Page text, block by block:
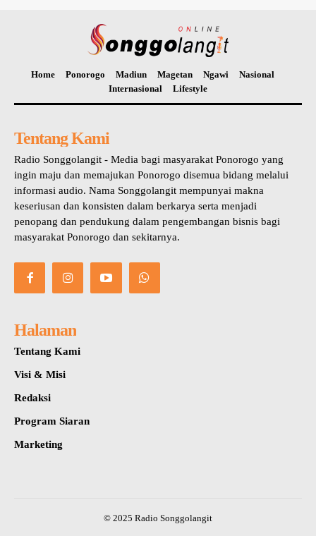
Home Ponorogo Madiun Magetan Ngawi
Nasional
Internasional
Lifestyle
Tentang Kami
Radio Songgolangit - Media bagi masyarakat Ponorogo yang
ingin maju dan memajukan Ponorogo disemua bidang melalui
informasi audio. Nama Songgolangit mempunyai makna
keseriusan dan konsisten dalam berkarya serta menjadi
penopang dan pendukung dalam pengembangan bisnis bagi
masyarakat Ponorogo dan sekitarnya.
Halaman
Tentang Kami
Visi & Misi
Redaksi
Program Siaran
Marketing
© 2025 Radio Songgolangit